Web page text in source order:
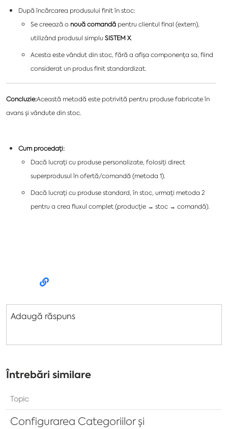
După încărcarea produsului finit în stoc:
Se creează o nouă comandă pentru clientul final (extern),
utilizând produsul simplu SISTEM X.
Acesta este vândut din stoc, fără a afișa componența sa, fiind
considerat un produs finit standardizat.
Concluzie:Această metodă este potrivită pentru produse fabricateîn
avans și vândute din stoc.
Cum procedați:
Dacă lucrați cu produse personalizate, folosiți direct
superprodusul în ofertă/comandă (metoda 1).
Dacă lucrați cu produse standard, în stoc, urmați metoda 2
pentru a crea fluxul complet (producție → stoc → comandă).
Adaugă răspuns
Întrebări similare
Topic
Configurarea Categoriilor și